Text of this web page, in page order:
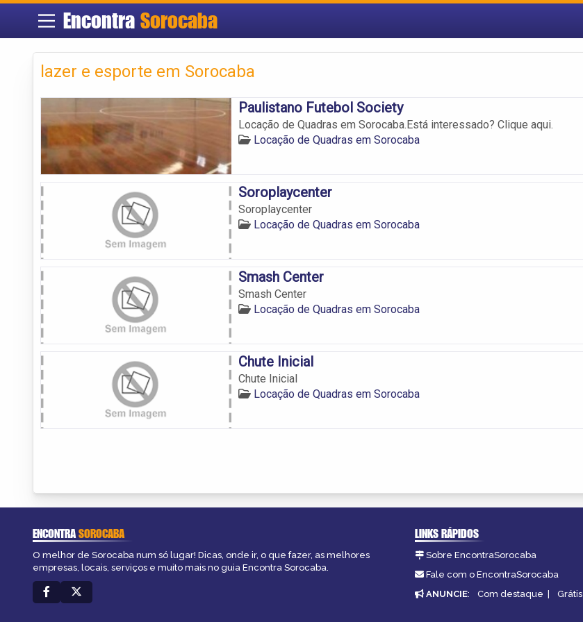
Encontra Sorocaba
lazer e esporte em Sorocaba
Paulistano Futebol Society
Locação de Quadras em Sorocaba.Está interessado? Clique aqui.
Locação de Quadras em Sorocaba
Soroplaycenter
Soroplaycenter
Locação de Quadras em Sorocaba
Smash Center
Smash Center
Locação de Quadras em Sorocaba
Chute Inicial
Chute Inicial
Locação de Quadras em Sorocaba
ENCONTRASOROCABA
O melhor de Sorocaba num só lugar! Dicas, onde ir, o que fazer, as melhores
empresas, locais, serviços e muito mais no guia Encontra Sorocaba.
LINKS RÁPIDOS
Sobre EncontraSorocaba
Fale com o EncontraSorocaba
ANUNCIE: Com destaque | Grátis